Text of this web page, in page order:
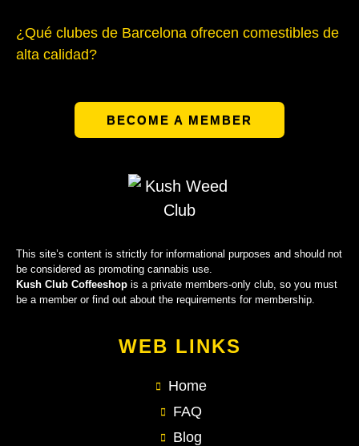
¿Qué clubes de Barcelona ofrecen comestibles de
alta calidad?
BECOME A MEMBER
This site’s content is strictly for informational purposes and should not
be considered as promoting cannabis use.
Kush Club Coffeeshop is a private members-only club, so you must
be a member or find out about the requirements for membership.
WEB LINKS
Home
FAQ
Blog